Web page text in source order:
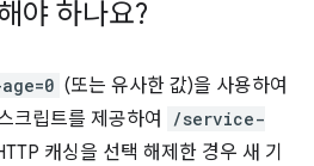
야 하나요?
(또는 유사한 값)을 사용하여
크립트를 제공하여
/service-
캐싱을 선택 해제한 경우 새 기